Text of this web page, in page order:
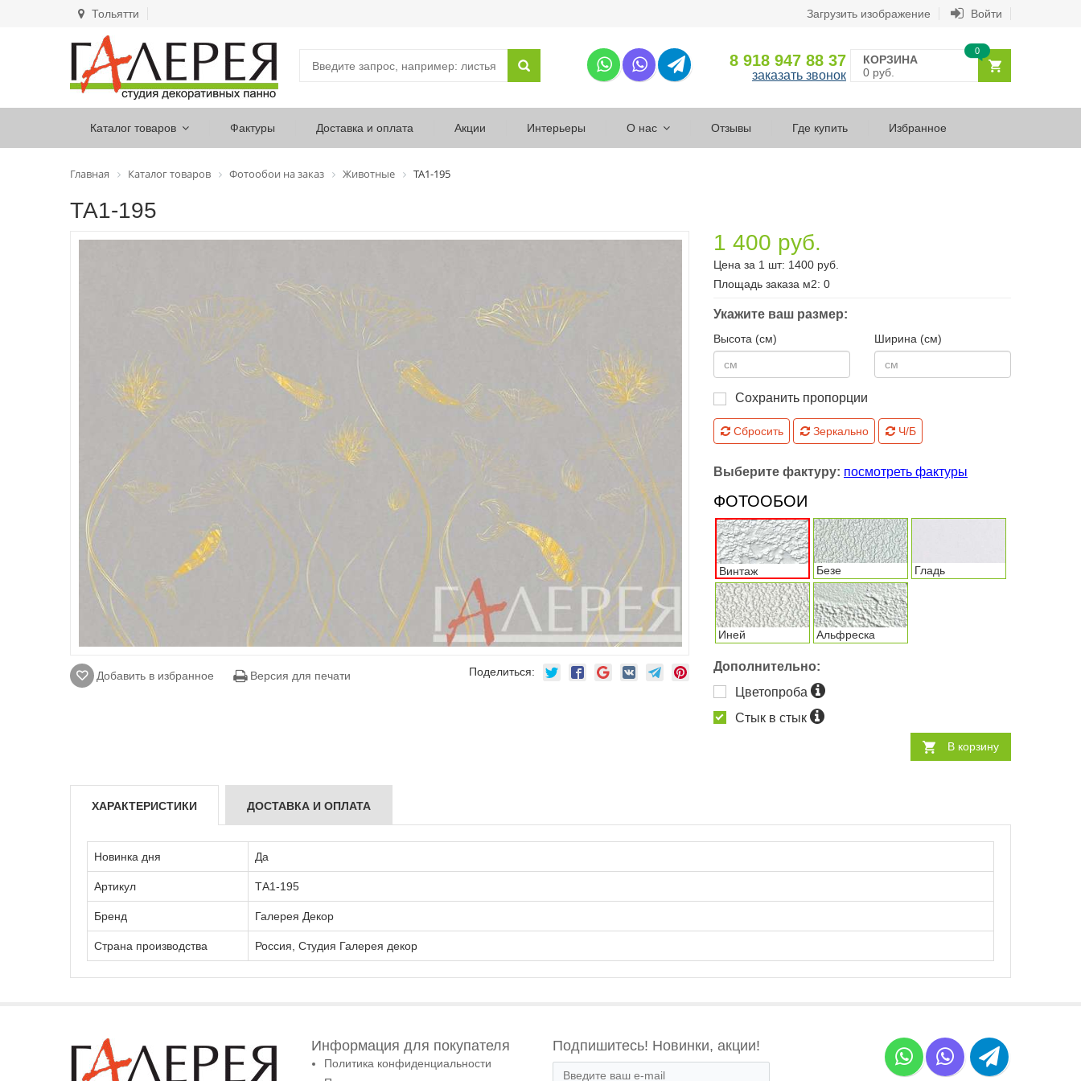
Тольятти Загрузить изображение Войти
8 918 947 88 37
заказать звонок
КОРЗИНА
0 руб.
0
Каталог товаров Фактуры Доставка и оплата Акции Интерьеры О нас Отзывы Где купить Избранное
Главная Каталог товаров Фотообои на заказ Животные ТА1-195
ТА1-195
Добавить в избранное Версия для печати Поделиться:
1 400 руб.
Цена за 1 шт: 1400 руб.
Площадь заказа м2: 0
Укажите ваш размер:
Высота (см) Ширина (см)
Сохранить пропорции
Сбросить Зеркально Ч/Б
Выберите фактуру: посмотреть фактуры
ФОТООБОИ
Винтаж Безе Гладь
Иней Альфреска
Дополнительно:
Цветопроба
Стык в стык
В корзину
ХАРАКТЕРИСТИКИ ДОСТАВКА И ОПЛАТА
Новинка дня Да
Артикул ТА1-195
Бренд Галерея Декор
Страна производства Россия, Студия Галерея декор
Информация для покупателя
Политика конфиденциальности
Подпишитесь! Новинки, акции!